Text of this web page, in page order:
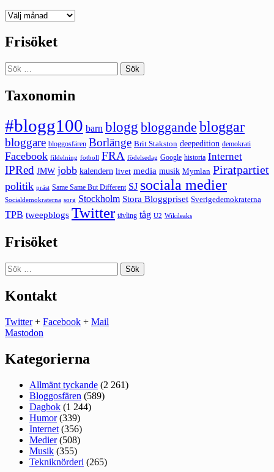
Deepedition
Frisöket
Sök
efter:
Taxonomin
#blogg100 barn blogg bloggande bloggar
bloggare bloggosfären Borlänge Brit Stakston deepedition demokrati
Facebook fildelning fotboll FRA födelsedag Google historia Internet
IPRed JMW jobb kalendern livet media musik Mymlan Piratpartiet
politik präst Same Same But Different SJ sociala medier
Socialdemokraterna sorg Stockholm Stora Bloggpriset Sverigedemokraterna
TPB tweepblogs Twitter tävling tåg U2 Wikileaks
Frisöket
Sök
efter:
Kontakt
Twitter+ Facebook + Mail
Mastodon
Kategorierna
Allmänt tyckande (2 261)
Bloggosfären (589)
Dagbok (1 244)
Humor(339)
Internet (356)
Medier(508)
Musik (355)
Tekniknörderi (265)